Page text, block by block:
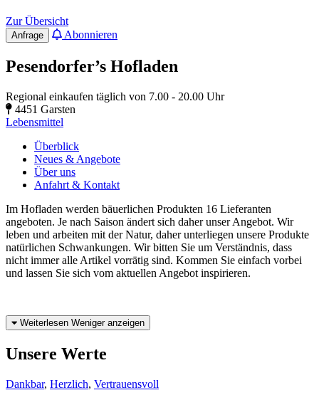
Zur Übersicht
Anfrage Abonnieren
Pesendorfer’s Hofladen
Regional einkaufen täglich von 7.00 - 20.00 Uhr
4451 Garsten
Lebensmittel
Überblick
Neues & Angebote
Über uns
Anfahrt & Kontakt
Im Hofladen werden bäuerlichen Produkten 16 Lieferanten
angeboten. Je nach Saison ändert sich daher unser Angebot. Wir
leben und arbeiten mit der Natur, daher unterliegen unsere Produkte
natürlichen Schwankungen. Wir bitten Sie um Verständnis, dass
nicht immer alle Artikel vorrätig sind. Kommen Sie einfach vorbei
und lassen Sie sich vom aktuellen Angebot inspirieren.
Weiterlesen Weniger anzeigen
Unsere Werte
Dankbar, Herzlich, Vertrauensvoll